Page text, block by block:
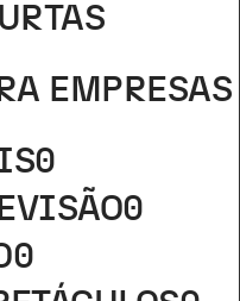
EMPRESAS
0
0
0